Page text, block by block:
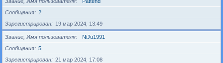
Сообщения
2
Зарегистрирован
19 мар 2024, 13:49
Звание, Имя пользователя
NiJu1991
Сообщения
5
Зарегистрирован
21 мар 2024, 17:08